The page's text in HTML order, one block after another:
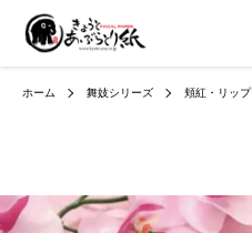
ホーム 舞妓シリーズ 頬紅・リップ